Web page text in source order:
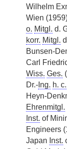
Wilhelm
Wien
o. Mitgl. d.
korr. Mitgl.
Bunsen-
Carl
Wiss. Ges.
Dr.- Ing. h. c.
Heyn-
Ehrenmitgl.
Inst. of
Engineers
Japan Inst.